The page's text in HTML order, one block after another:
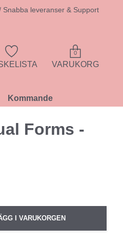
leveranser & Support
0
VARUKORG
Kommande
Forms -
I VARUKORGEN